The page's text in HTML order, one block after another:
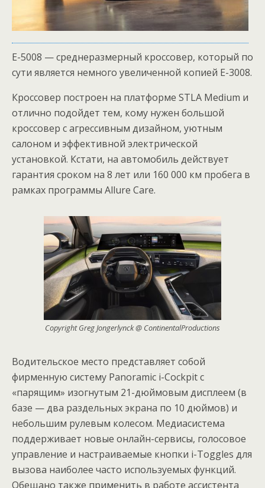
Е-5008 — среднеразмерный кроссовер, который по
сути является немного увеличенной копией Е-3008.
Кроссовер построен на платформе STLA Medium и
отлично подойдет тем, кому нужен большой
кроссовер с агрессивным дизайном, уютным
салоном и эффективной электрической
установкой. Кстати, на автомобиль действует
гарантия сроком на 8 лет или 160 000 км пробега в
рамках программы Allure Care.
Copyright Greg Jongerlynck @ ContinentalProductions
Водительское место представляет собой
фирменную систему Panoramic i-Cockpit с
«парящим» изогнутым 21-дюймовым дисплеем (в
базе — два раздельных экрана по 10 дюймов) и
небольшим рулевым колесом. Медиасистема
поддерживает новые онлайн-сервисы, голосовое
управление и настраиваемые кнопки i-Toggles для
вызова наиболее часто используемых функций.
Обещано также применить в работе ассистента